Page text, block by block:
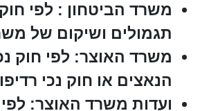
משרד הביטחון : לפי
תגמולים ושיקום של
משרד האוצר: לפי חוק
הנאצים או חוק נכי
ועדות משרד האוצר: לפי